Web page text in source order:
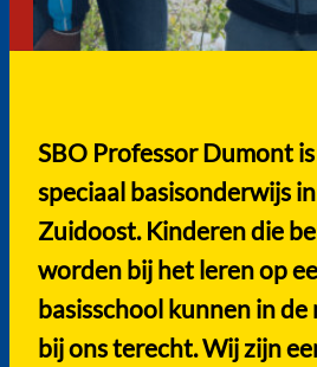
SBO Professor Dumont
speciaal basisonderwijs
Zuidoost. Kinderen die
worden bij het leren op
basisschool kunnen in de
bij ons terecht. Wij zijn